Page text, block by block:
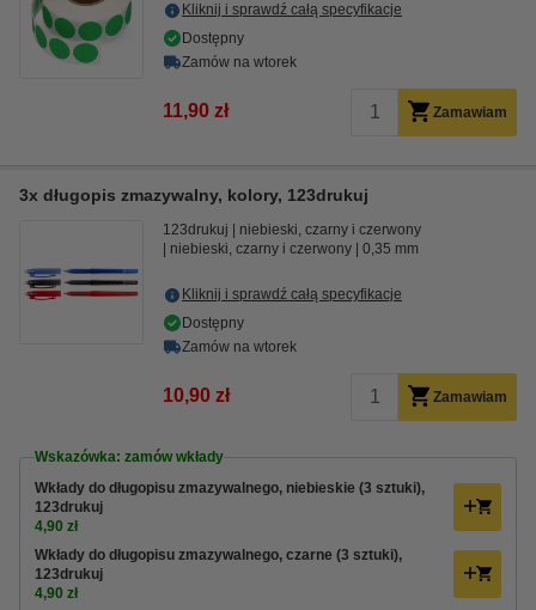
Kliknij i sprawdź całą specyfikacje
Dostępny
Zamów na wtorek
11,90 zł Zamawiam
3x długopis zmazywalny, kolory, 123drukuj
123drukuj
niebieski, czarny i czerwony
niebieski, czarny i czerwony
0,35 mm
Kliknij i sprawdź całą specyfikacje
Dostępny
Zamów na wtorek
10,90 zł Zamawiam
Wskazówka: zamów wkłady
Wkłady do długopisu zmazywalnego, niebieskie (3 sztuki),
123drukuj
4,90 zł
Wkłady do długopisu zmazywalnego, czarne (3 sztuki),
123drukuj
4,90 zł